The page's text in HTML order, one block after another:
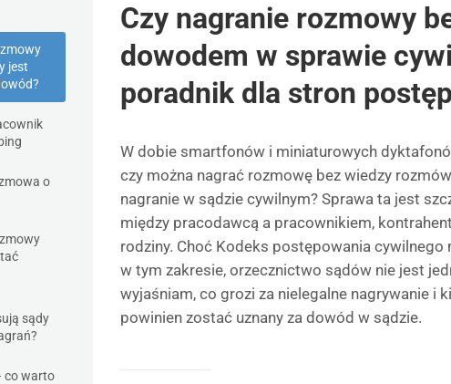
jest
o
sądy
co warto
Czy nagranie rozmowy
dowodem w sprawie
poradnik dla stron
W dobie smartfonów i miniaturowych
czy można nagrać rozmowę bez wiedzy
nagranie w sądzie cywilnym? Sprawa ta jest
między pracodawcą a pracownikiem,
rodziny. Choć Kodeks postępowania cywilnego
w tym zakresie, orzecznictwo sądów nie jest
wyjaśniam, co grozi za nielegalne nagrywanie i
powinien zostać uznany za dowód w sądzie.